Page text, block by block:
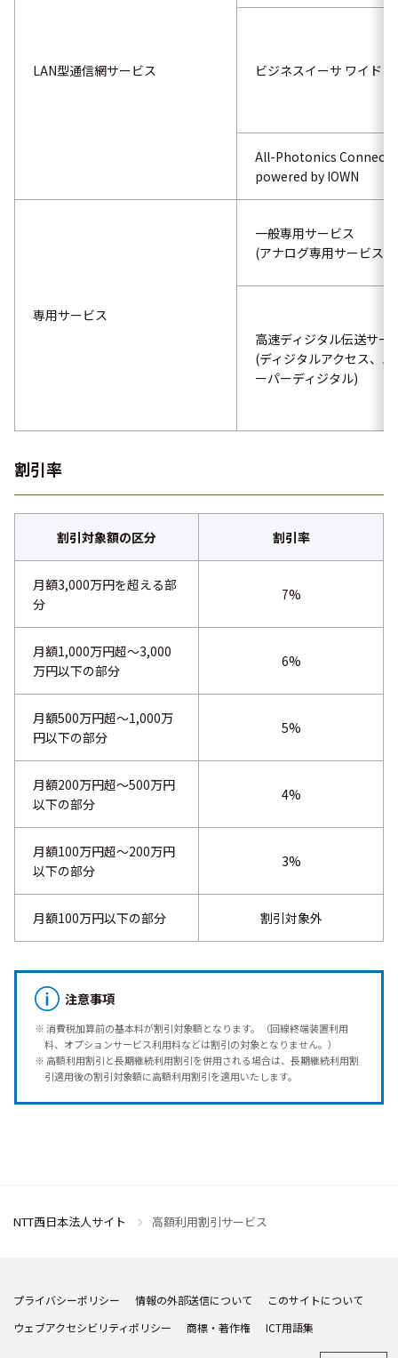
LAN型通信網サービス ビジネスイーサ ワイド
All-Photonics Connect
powered by IOWN
専用サービス
一般専用サービス
(アナログ専用サービス)
高速ディジタル伝送サー
(ディジタルアクセス、
ーパーディジタル)
割引率
割引対象額の区分 割引率
月額3,000万円を超える部
分
7%
月額1,000万円超～3,000
万円以下の部分
6%
月額500万円超～1,000万
円以下の部分
5%
月額200万円超～500万円
以下の部分
4%
月額100万円超～200万円
以下の部分
3%
月額100万円以下の部分 割引対象外
注意事項
※ 消費税加算前の基本料が割引対象額となります。（回線終端装置利用
料、オプションサービス利用料などは割引の対象となりません。）
※ 高額利用割引と長期継続利用割引を併用される場合は、長期継続利用割
引適用後の割引対象額に高額利用割引を適用いたします。
NTT西日本法人サイト 高額利用割引サービス
プライバシーポリシー 情報の外部送信について
このサイトについて
ウェブアクセシビリティポリシー
商標・著作権 ICT用語集